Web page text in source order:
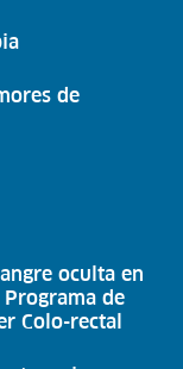
de
oculta en
de
Colo-rectal